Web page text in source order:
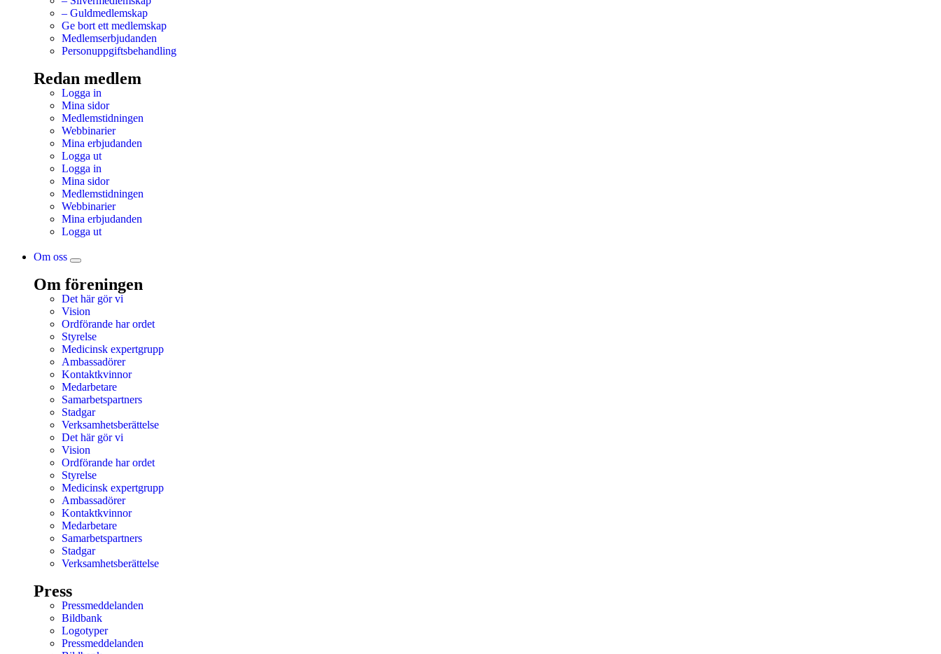
– Guldmedlemskap
Ge bort ett medlemskap
Medlemserbjudanden
Personuppgiftsbehandling
Redan medlem
Logga in
Mina sidor
Medlemstidningen
Webbinarier
Mina erbjudanden
Logga ut
Logga in
Mina sidor
Medlemstidningen
Webbinarier
Mina erbjudanden
Logga ut
Om oss
Om föreningen
Det här gör vi
Vision
Ordförande har ordet
Styrelse
Medicinsk expertgrupp
Ambassadörer
Kontaktkvinnor
Medarbetare
Samarbetspartners
Stadgar
Verksamhetsberättelse
Det här gör vi
Vision
Ordförande har ordet
Styrelse
Medicinsk expertgrupp
Ambassadörer
Kontaktkvinnor
Medarbetare
Samarbetspartners
Stadgar
Verksamhetsberättelse
Press
Pressmeddelanden
Bildbank
Logotyper
Pressmeddelanden